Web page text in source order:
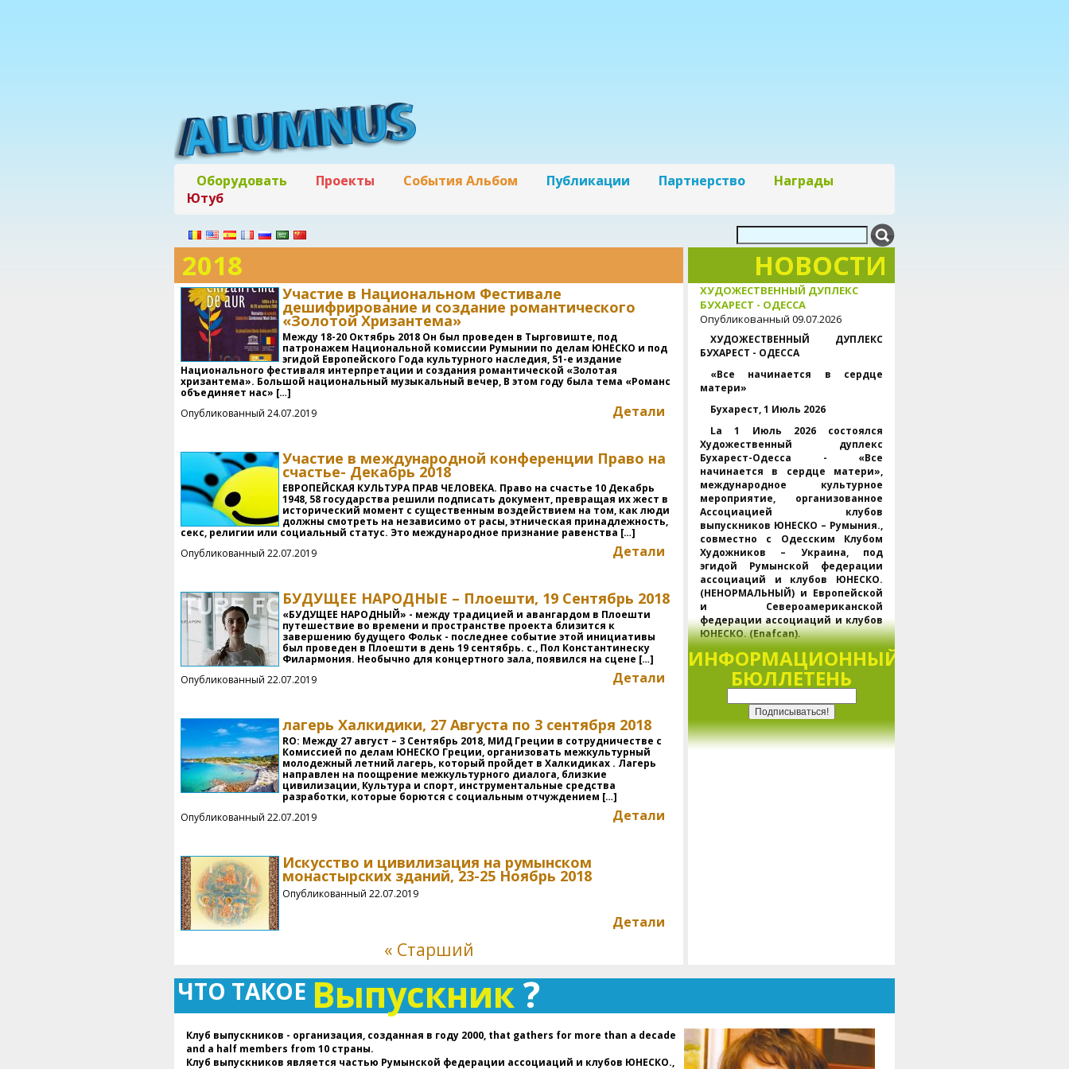
Оборудовать Проекты События Альбом Публикации Партнерство
Награды
Ютуб
2018
Участие в Национальном Фестивале
дешифрирование и создание романтического
«Золотой Хризантема»
Между 18-20 Октябрь 2018 Он был проведен в Тырговиште, под
патронажем Национальной комиссии Румынии по делам ЮНЕСКО и под
эгидой Европейского Года культурного наследия, 51-е издание
Национального фестиваля интерпретации и создания романтической «Золотая
хризантема». Большой национальный музыкальный вечер, В этом году была тема «Романс
объединяет нас» […]
Детали
Опубликованный 24.07.2019
Участие в международной конференции Право на
счастье- Декабрь 2018
ЕВРОПЕЙСКАЯ КУЛЬТУРА ПРАВ ЧЕЛОВЕКА. Право на счастье 10 Декабрь
1948, 58 государства решили подписать документ, превращая их жест в
исторический момент с существенным воздействием на том, как люди
должны смотреть на независимо от расы, этническая принадлежность,
секс, религии или социальный статус. Это международное признание равенства […]
Детали
Опубликованный 22.07.2019
БУДУЩЕЕ НАРОДНЫЕ – Плоешти, 19 Сентябрь 2018
«БУДУЩЕЕ НАРОДНЫЙ» - между традицией и авангардом в Плоешти
путешествие во времени и пространстве проекта близится к
завершению будущего Фольк - последнее событие этой инициативы
был проведен в Плоешти в день 19 сентябрь. с., Пол Константинеску
Филармония. Необычно для концертного зала, появился на сцене […]
Детали
Опубликованный 22.07.2019
лагерь Халкидики, 27 Августа по 3 сентября 2018
RO: Между 27 август – 3 Сентябрь 2018, МИД Греции в сотрудничестве с
Комиссией по делам ЮНЕСКО Греции, организовать межкультурный
молодежный летний лагерь, который пройдет в Халкидиках . Лагерь
направлен на поощрение межкультурного диалога, близкие
цивилизации, Культура и спорт, инструментальные средства
разработки, которые борются с социальным отчуждением […]
Детали
Опубликованный 22.07.2019
Искусство и цивилизация на румынском
монастырских зданий, 23-25 Ноябрь 2018
Детали
Опубликованный 22.07.2019
« Старший
НОВОСТИ
ХУДОЖЕСТВЕННЫЙ ДУПЛЕКС
БУХАРЕСТ - ОДЕССА
Опубликованный 09.07.2026
ХУДОЖЕСТВЕННЫЙ ДУПЛЕКС
БУХАРЕСТ - ОДЕССА
«Все начинается в сердце
матери»
Бухарест, 1 Июль 2026
La 1 Июль 2026 состоялся
Художественный дуплекс
Бухарест-Одесса - «Все
начинается в сердце матери»,
международное культурное
мероприятие, организованное
Ассоциацией клубов
выпускников ЮНЕСКО – Румыния.,
совместно с Одесским Клубом
Художников – Украина, под
эгидой Румынской федерации
ассоциаций и клубов ЮНЕСКО.
(НЕНОРМАЛЬНЫЙ) и Европейской
и Североамериканской
федерации ассоциаций и клубов
ЮНЕСКО. (Enafcan).
Проходит одновременно в
Бухаресте и Одессе., через
платформу Webex, мероприятие
ЮНЕСКО, региональных и
мировых федераций клубного
движения ЮНЕСКО, лидеры
партнерских организаций и
Доктор. Даниэла Попеску
встреча душ., культур и общих
надежд, подтверждая роль
искусства как универсального
ИНФОРМАЦИОННЫЙ
БЮЛЛЕТЕНЬ
ЧТО ТАКОЕ Выпускник?
Клуб выпускников - организация, созданная в году 2000, that gathers for more than a decade
and a half members from 10 страны.
Клуб выпускников является частью Румынской федерации ассоциаций и клубов ЮНЕСКО.,